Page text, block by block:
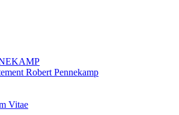
Robert Pennekamp
Vitae